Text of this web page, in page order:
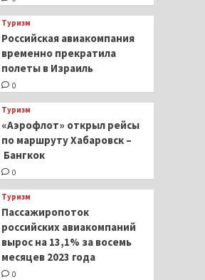
Туризм
Российская авиакомпания
временно прекратила
полеты в Израиль
0
Туризм
«Аэрофлот» открыл рейсы
по маршруту Хабаровск –
Бангкок
0
Туризм
Пассажиропоток
российских авиакомпаний
вырос на 13,1% за восемь
месяцев 2023 года
0